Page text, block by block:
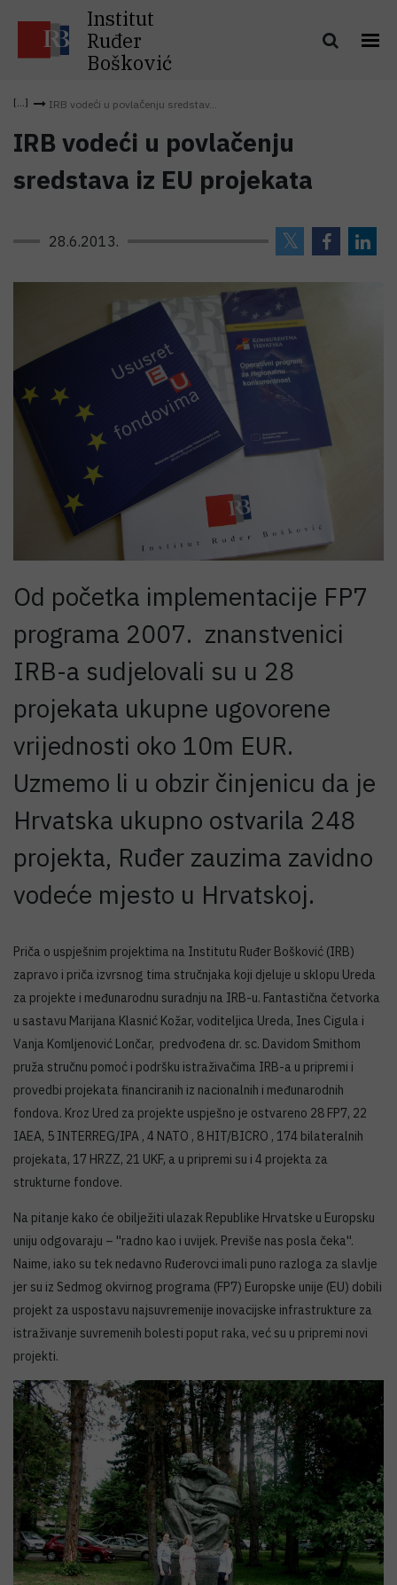
Institut
Ruđer
Bošković
IRB vodeći u povlačenju sredstav...
IRB vodeći u povlačenju
sredstava iz EU projekata
28.6.2013.
Od početka implementacije FP7
programa 2007. znanstvenici
IRB-a sudjelovali su u 28
projekata ukupne ugovorene
vrijednosti oko 10m EUR.
Uzmemo li u obzir činjenicu da je
Hrvatska ukupno ostvarila 248
projekta, Ruđer zauzima zavidno
vodeće mjesto u Hrvatskoj.
Priča o uspješnim projektima na Institutu Ruđer Bošković (IRB)
zapravo i priča izvrsnog tima stručnjaka koji djeluje u sklopu Ureda
za projekte i međunarodnu suradnju na IRB-u. Fantastična četvorka
u sastavu Marijana Klasnić Kožar, voditeljica Ureda, Ines Cigula i
Vanja Komljenović Lončar, predvođena dr. sc. Davidom Smithom
pruža stručnu pomoć i podršku istraživačima IRB-a u pripremi i
provedbi projekata financiranih iz nacionalnih i međunarodnih
fondova. Kroz Ured za projekte uspješno je ostvareno 28 FP7, 22
IAEA, 5 INTERREG/IPA , 4 NATO , 8 HIT/BICRO , 174 bilateralnih
projekata, 17 HRZZ, 21 UKF, a u pripremi su i 4 projekta za
strukturne fondove.
Na pitanje kako će obilježiti ulazak Republike Hrvatske u Europsku
uniju odgovaraju – ''radno kao i uvijek. Previše nas posla čeka''.
Naime, iako su tek nedavno Ruđerovci imali puno razloga za slavlje
jer su iz Sedmog okvirnog programa (FP7) Europske unije (EU) dobili
projekt za uspostavu najsuvremenije inovacijske infrastrukture za
istraživanje suvremenih bolesti poput raka, već su u pripremi novi
projekti.